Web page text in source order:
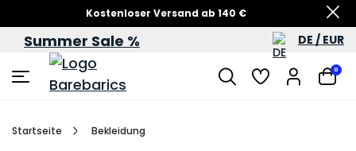
Kostenloser Versand ab 140 €
Sommersale – bis zu 60 %
Summer Sale % DE / EUR
0
Startseite Bekleidung